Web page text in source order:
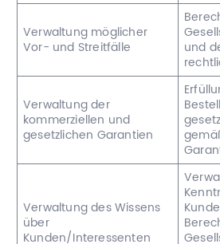
Verwaltung möglicher
Vor- und Streitfälle
und
Verwaltung der
kommerziellen und
gesetzlichen Garantien
Verwaltung des Wissens
über
Kunden/Interessenten